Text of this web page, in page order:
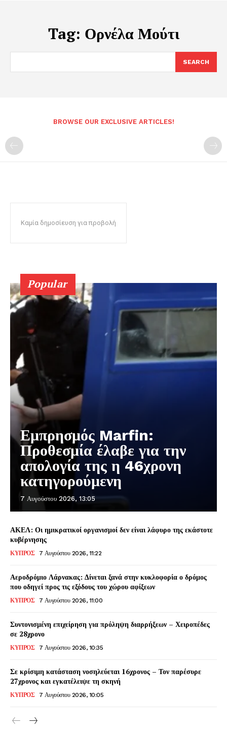
Tag: Ορνέλα Μούτι
SEARCH
BROWSE OUR EXCLUSIVE ARTICLES!
Καμία δημοσίευση για προβολή
Popular
Εμπρησμός Marfin:
Προθεσμία έλαβε για την
απολογία της η 46χρονη
κατηγορούμενη
7 Αυγούστου 2026, 13:05
ΑΚΕΛ: Οι ημικρατικοί οργανισμοί δεν είναι λάφυρο της εκάστοτε
κυβέρνησης
ΚΥΠΡΟΣ 7 Αυγούστου 2026, 11:22
Αεροδρόμιο Λάρνακας: Δίνεται ξανά στην κυκλοφορία ο δρόμος
που οδηγεί προς τις εξόδους του χώρου αφίξεων
ΚΥΠΡΟΣ 7 Αυγούστου 2026, 11:00
Συντονισμένη επιχείρηση για πρόληψη διαρρήξεων – Χειροπέδες
σε 28χρονο
ΚΥΠΡΟΣ 7 Αυγούστου 2026, 10:35
Σε κρίσιμη κατάσταση νοσηλεύεται 16χρονος – Τον παρέσυρε
27χρονος και εγκατέλειψε τη σκηνή
ΚΥΠΡΟΣ 7 Αυγούστου 2026, 10:05